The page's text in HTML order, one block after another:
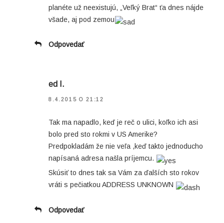
planéte už neexistujú, „Veľký Brat“ ťa dnes nájde
všade, aj pod zemou
Odpovedať
ed I.
8.4.2015 O 21:12
Tak ma napadlo, keď je reč o ulici, koľko ich asi
bolo pred sto rokmi v US Amerike?
Predpokladám že nie veľa ,keď takto jednoducho
napísaná adresa našla príjemcu.
Skúsiť to dnes tak sa Vám za ďalších sto rokov
vráti s pečiatkou ADDRESS UNKNOWN
Odpovedať